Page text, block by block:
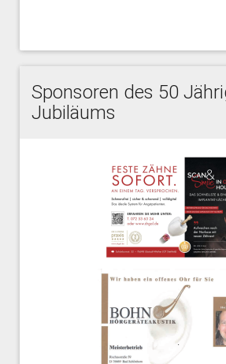
Sponsoren des 50
Jubiläums